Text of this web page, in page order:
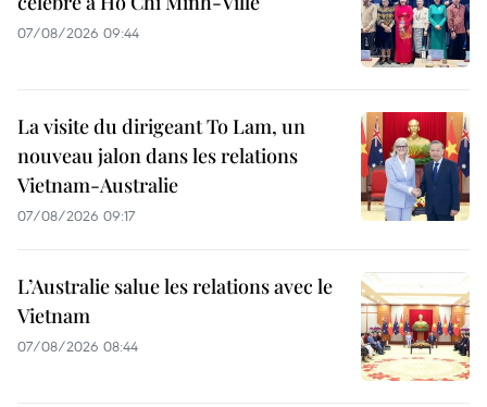
07/08/2026 09:44
La visite du dirigeant To Lam, un
nouveau jalon dans les relations
Vietnam-Australie
07/08/2026 09:17
L’Australie salue les relations avec le
Vietnam
07/08/2026 08:44